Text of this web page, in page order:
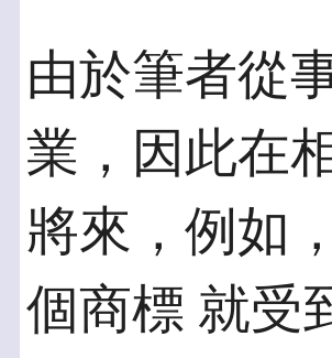
由於筆者從
業，因此在
將來，例如
個商標 就受